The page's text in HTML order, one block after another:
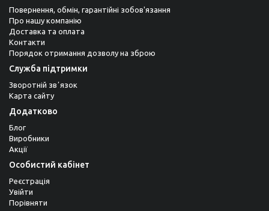
Повернення, обмін, гарантійні зобов'язання
Про нашу компанію
Доставка та оплата
Контакти
Порядок отримання дозволу на зброю
Служба підтримки
Зворотній звʼязок
Карта сайту
Додатково
Блог
Виробники
Акції
Особистий кабінет
Реєстрація
Увійти
Порівняти